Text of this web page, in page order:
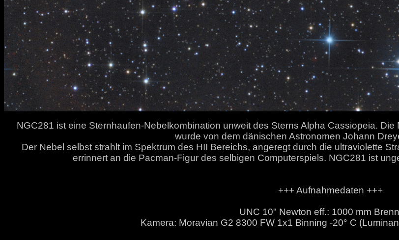
NGC281 ist eine Sternhaufen-Nebelkombination unweit des Sterns Alpha Cassiopeia.
wurde von dem dänischen Astronomen Johann
Der Nebel selbst strahlt im Spektrum des HII Bereichs, angeregt durch die ultraviolette
errinnert an die Pacman-Figur des selbigen Computerspiels. NGC281 ist
+++ Aufnahmedaten +++
UNC 10" Newton eff.: 1000 mm
Kamera: Moravian G2 8300 FW 1x1 Binning -20° C